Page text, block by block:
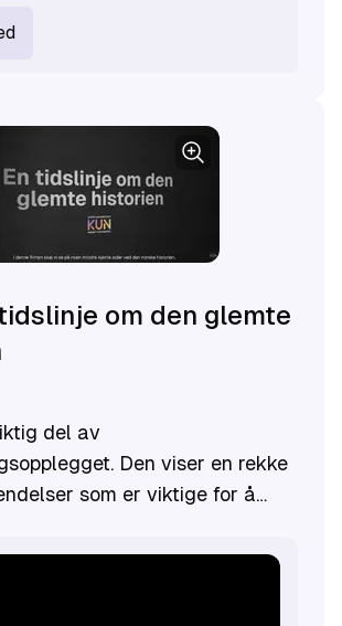
om den glemte
del av
Den viser en rekke
som er viktige for å
trenger tilrettelegging, så